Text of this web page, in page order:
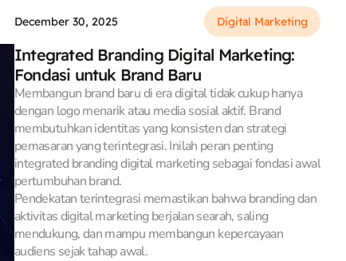
December 30, 2025 Digital Marketing
Integrated Branding Digital Marketing:
Fondasi untuk Brand Baru
Membangun brand baru di era digital tidak cukup hanya
dengan logo menarik atau media sosial aktif. Brand
membutuhkan identitas yang konsisten dan strategi
pemasaran yang terintegrasi. Inilah peran penting
integrated branding digital marketing sebagai fondasi awal
pertumbuhan brand.
Pendekatan terintegrasi memastikan bahwa branding dan
aktivitas digital marketing berjalan searah, saling
mendukung, dan mampu membangun kepercayaan
audiens sejak tahap awal.